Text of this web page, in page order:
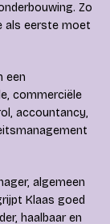
Zo
als eerste moet
een
commerciële
accountancy,
algemeen
Klaas goed
haalbaar en